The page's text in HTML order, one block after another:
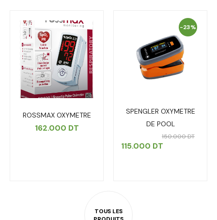
ROSSMAX OXYMETRE
162.000 DT
-23%
SPENGLER OXYMETRE
DE POOL
150.000DT
115.000 DT